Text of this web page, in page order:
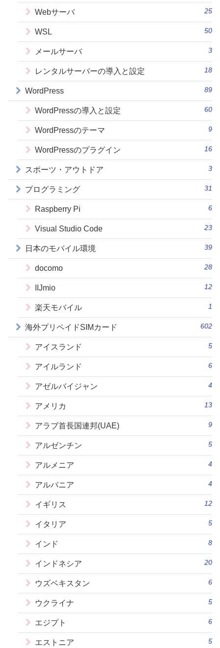
Webサーバ 25
WSL 50
メールサーバ 3
レンタルサーバーの導入と設定 18
WordPress 89
WordPressの導入と設定 60
WordPressのテーマ 9
WordPressのプラグイン 16
スポーツ・アウトドア 3
プログラミング 31
Raspberry Pi 6
Visual Studio Code 23
日本のモバイル環境 39
docomo 28
IIJmio 12
楽天モバイル 1
海外プリペイドSIMカード 602
アイスランド 5
アイルランド 6
アゼルバイジャン 4
アメリカ 13
アラブ首長国連邦(UAE) 9
アルゼンチン 5
アルメニア 4
アルバニア 4
イギリス 12
イタリア 5
インド 8
インドネシア 20
ウズベキスタン 6
ウクライナ 5
エジプト 6
エストニア 5